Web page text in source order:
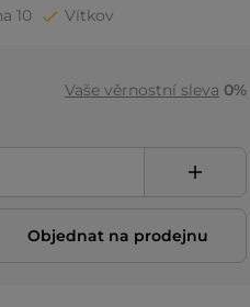
10 Vítkov
Vaše věrnostní sleva 0%
Objednat na prodejnu